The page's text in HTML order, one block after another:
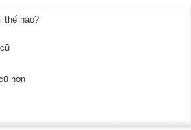
thế nào?
hơn